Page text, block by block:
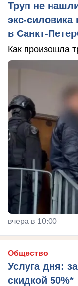
Труп не
экс-силовика
в Санкт-
Как произошла
вчера в 10:00
Общество
Услуга дня:
скидкой 50%*